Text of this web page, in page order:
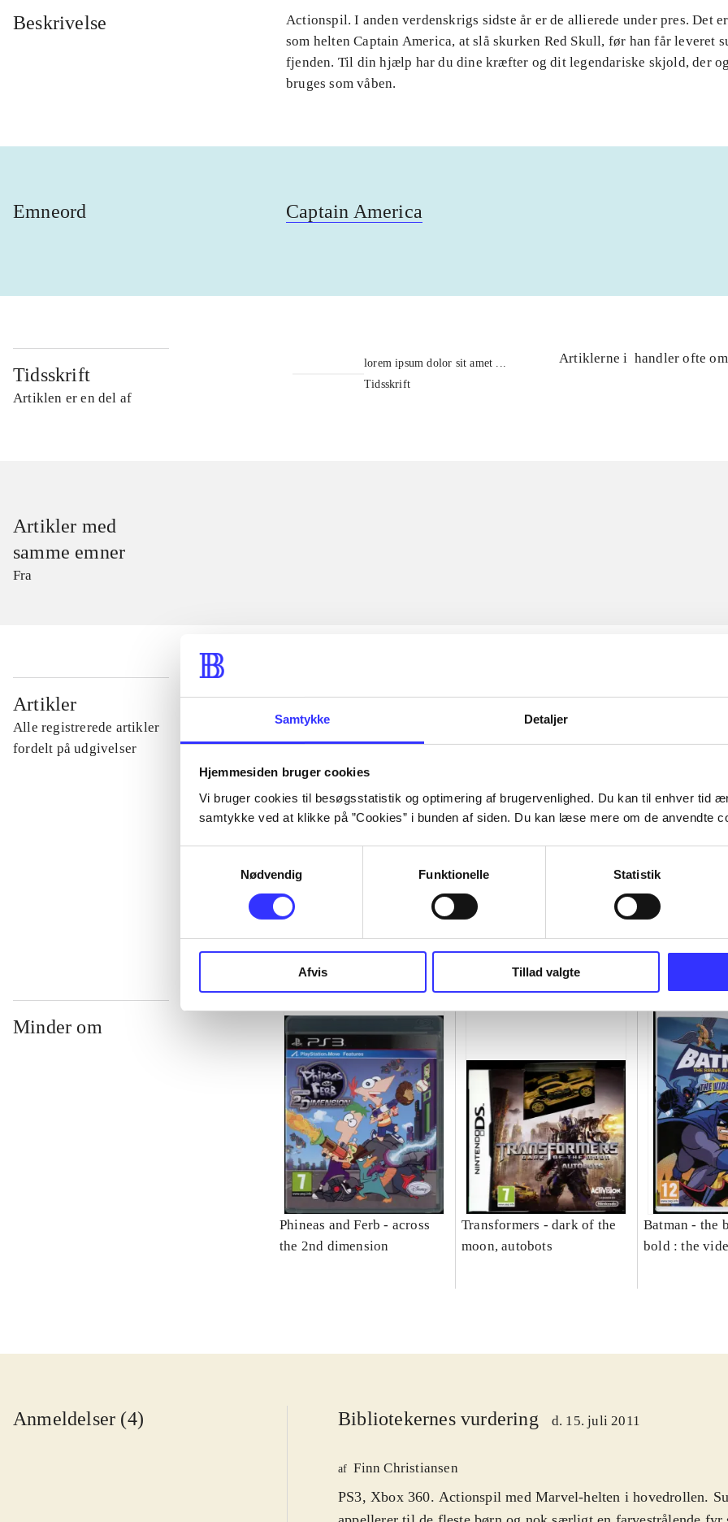
Samtykke Detaljer
Hjemmesiden bruger cookies
Vi bruger cookies til besøgsstatistik og optimering af brugervenlighed. Du kan til enhver tid
samtykke ved at klikke på ”Cookies” i bunden af siden. Du kan læse mere om de anvendte
Nødvendig
Funktionelle Statistik
Afvis Tillad valgte
Beskrivelse
Actionspil. I anden verdenskrigs sidste år er de allierede under pres. Det
som helten Captain America, at slå skurken Red Skull, før han får leveret
fjenden. Til din hjælp har du dine kræfter og dit legendariske skjold, der
bruges som våben.
Emneord Captain America
Tidsskrift
Artiklen er en del af
lorem ipsum dolor sit amet ...
Tidsskrift
Artiklerne i handler ofte om
Artikler med
samme emner
Fra
Artikler
Alle registrerede artikler
fordelt på udgivelser
...
...
...
Minder om
Phineas and Ferb - across
the 2nd dimension
Transformers - dark of the
moon, autobots
Batman - the
bold : the
Anmeldelser (4) Bibliotekernes vurdering d. 15. juli 2011
af Finn Christiansen
PS3, Xbox 360. Actionspil med Marvel-helten i hovedrollen.